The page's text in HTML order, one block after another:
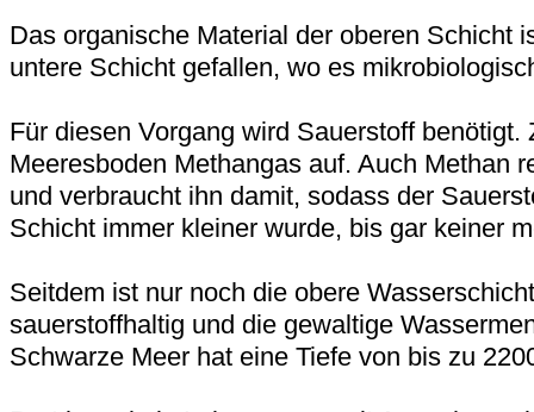
Das organische Material der oberen Schicht
untere Schicht gefallen, wo es
Für diesen Vorgang wird Sauerstoff benötigt.
Meeresboden Methangas auf. Auch Methan
und verbraucht ihn damit, sodass der
Schicht immer kleiner wurde, bis gar keiner
Seitdem ist nur noch die obere
sauerstoffhaltig und die gewaltige
Schwarze Meer hat eine Tiefe von bis zu